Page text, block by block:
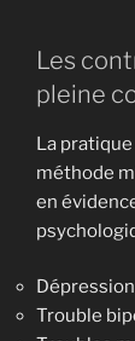
Les
pleine
La
méthode
en
Trouble